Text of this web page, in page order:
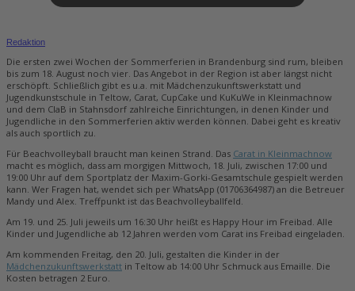
Redaktion
Die ersten zwei Wochen der Sommerferien in Brandenburg sind rum, bleiben
bis zum 18. August noch vier. Das Angebot in der Region ist aber längst nicht
erschöpft. Schließlich gibt es u.a. mit Mädchenzukunftswerkstatt und
Jugendkunstschule in Teltow, Carat, CupCake und KuKuWe in Kleinmachnow
und dem ClaB in Stahnsdorf zahlreiche Einrichtungen, in denen Kinder und
Jugendliche in den Sommerferien aktiv werden können. Dabei geht es kreativ
als auch sportlich zu.
Für Beachvolleyball braucht man keinen Strand. Das Carat in Kleinmachnow
macht es möglich, dass am morgigen Mittwoch, 18. Juli, zwischen 17:00 und
19:00 Uhr auf dem Sportplatz der Maxim-Gorki-Gesamtschule gespielt werden
kann. Wer Fragen hat, wendet sich per WhatsApp (01706364987) an die Betreuer
Mandy und Alex. Treffpunkt ist das Beachvolleyballfeld.
Am 19. und 25. Juli jeweils um 16:30 Uhr heißt es Happy Hour im Freibad. Alle
Kinder und Jugendliche ab 12 Jahren werden vom Carat ins Freibad eingeladen.
Am kommenden Freitag, den 20. Juli, gestalten die Kinder in der
Mädchenzukunftswerkstatt in Teltow ab 14:00 Uhr Schmuck aus Emaille. Die
Kosten betragen 2 Euro.